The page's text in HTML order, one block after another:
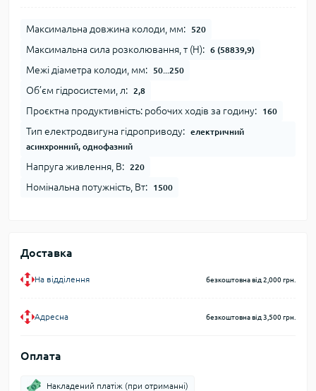
Максимальна довжина колоди, мм: 520
Максимальна сила розколювання, т (Н): 6 (58839,9)
Межі діаметра колоди, мм: 50...250
Об’єм гідросистеми, л: 2,8
Проєктна продуктивність: робочих ходів за годину: 160
Тип електродвигуна гідроприводу:
електричний
асинхронний, однофазний
Напруга живлення, В: 220
Номінальна потужність, Вт: 1500
Доставка
На відділення безкоштовна від 2,000 грн.
Адресна безкоштовна від 3,500 грн.
Оплата
Накладений платіж (при отриманні)